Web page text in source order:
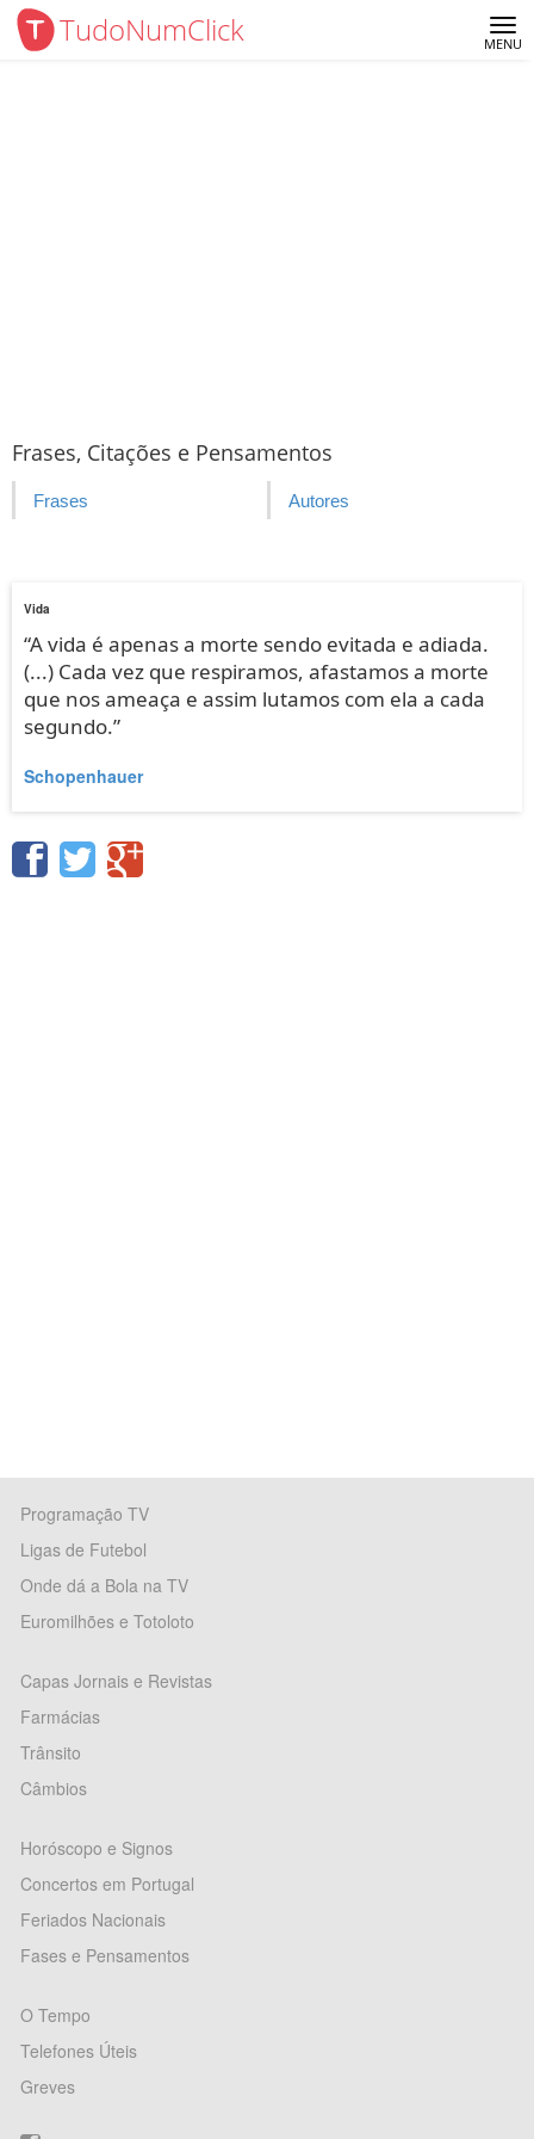
TudoNumClick MENU
Frases, Citações e Pensamentos
Frases Autores
Vida
“A vida é apenas a morte sendo evitada e adiada.
(...) Cada vez que respiramos, afastamos a morte
que nos ameaça e assim lutamos com ela a cada
segundo.”
Schopenhauer
Programação TV
Ligas de Futebol
Onde dá a Bola na TV
Euromilhões e Totoloto
Capas Jornais e Revistas
Farmácias
Trânsito
Câmbios
Horóscopo e Signos
Concertos em Portugal
Feriados Nacionais
Fases e Pensamentos
O Tempo
Telefones Úteis
Greves